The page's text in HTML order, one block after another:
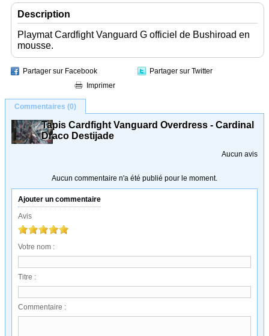
Description
Playmat Cardfight Vanguard G officiel de Bushiroad en
mousse.
Partager sur Facebook
Partager sur Twitter
Imprimer
Commentaires (0)
Tapis Cardfight Vanguard Overdress - Cardinal
Draco Destijade
Aucun avis
Aucun commentaire n'a été publié pour le moment.
Ajouter un commentaire
Avis
Votre nom :
Titre :
Commentaire :